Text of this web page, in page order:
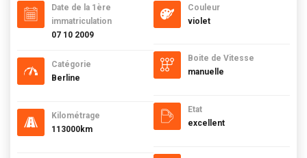
Date de la 1ère
immatriculation
07 10 2009
Catégorie
Berline
Kilométrage
113000km
Couleur
violet
Boite de Vitesse
manuelle
Etat
excellent